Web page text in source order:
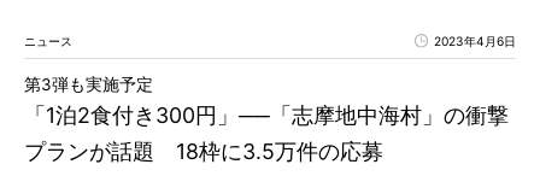
ニュース 2023年4月6日
「1泊2食付き300円」──「志摩地中海村」の衝撃
プランが話題 18枠に3.5万件の応募
第3弾も実施予定